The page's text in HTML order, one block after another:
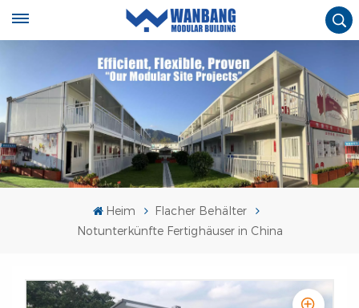
Heim
Flacher Behälter
Notunterkünfte Fertighäuser in China